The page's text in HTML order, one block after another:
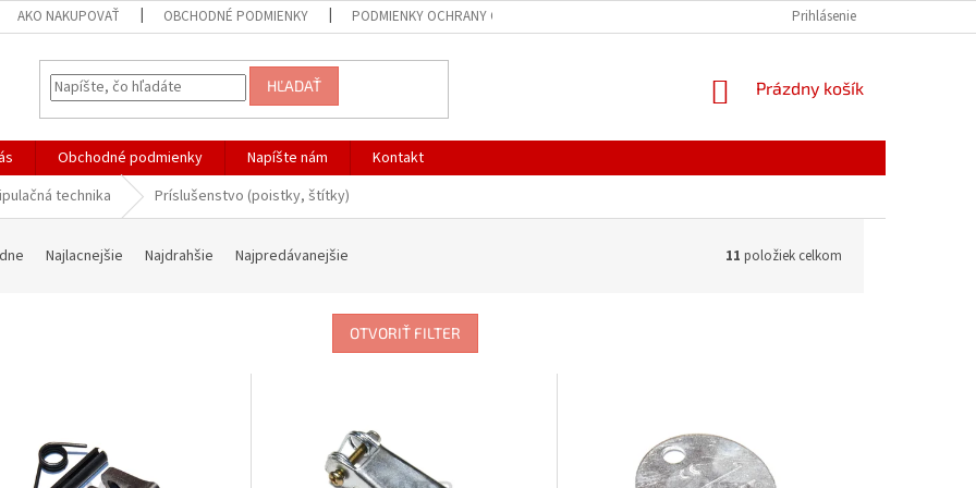
AKO NAKUPOVAŤ OBCHODNÉ PODMIENKY PODMIENKY OCHRANY OSOBNÝCH ÚDAJOV Prihlásenie
HĽADAŤ
NÁKUPNÝ
Prázdny košík
Obchodné podmienky Napíšte nám
Kontakt
technika Príslušenstvo (poistky, štítky)
Najlacnejšie Najdrahšie Najpredávanejšie 11 položiek celkom
OTVORIŤ FILTER